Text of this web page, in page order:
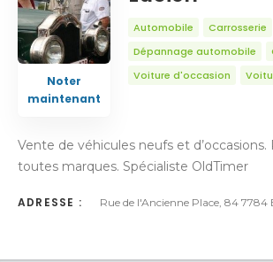
Noter
maintenant
Automobile
Carrosserie
Dépannage automobile
Voiture d'occasion
Vente de véhicules neufs et d’occasions.
toutes marques. Spécialiste OldTimer
ADRESSE : Rue de l'Ancienne Place, 84 7784